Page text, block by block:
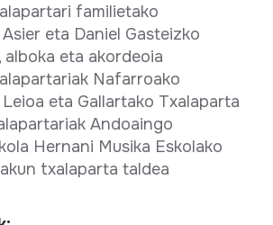
familietako
eta Daniel Gasteizko
eta akordeoia
Nafarroako
eta Gallartako Txalaparta
Andoaingo
Hernani Musika Eskolako
txalaparta taldea